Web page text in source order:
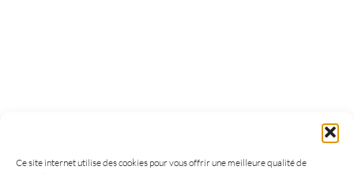
Ce site internet utilise des cookies pour vous offrir une meilleure qualité de